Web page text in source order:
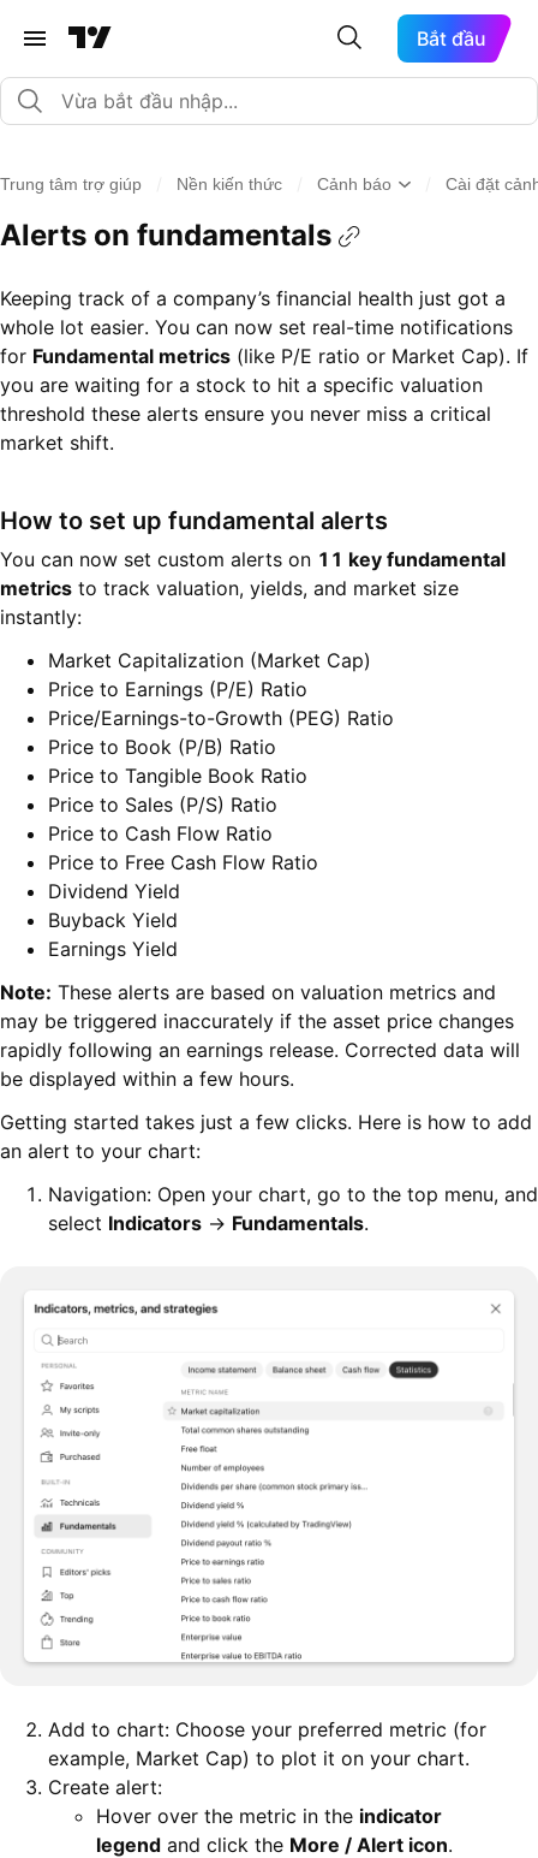
Bắt đầu
Trung tâm trợ giúp Nền kiến thức Cảnh báo Cài đặt
Alerts on fundamentals
Keeping track of a company’s financial health just got a
whole lot easier. You can now set real-time notifications
for Fundamental metrics (like P/E ratio or Market Cap). If
you are waiting for a stock to hit a specific valuation
threshold these alerts ensure you never miss a critical
market shift.
How to set up fundamental alerts
You can now set custom alerts on 11 key fundamental
metrics to track valuation, yields, and market size
instantly:
Market Capitalization (Market Cap)
Price to Earnings (P/E) Ratio
Price/Earnings-to-Growth (PEG) Ratio
Price to Book (P/B) Ratio
Price to Tangible Book Ratio
Price to Sales (P/S) Ratio
Price to Cash Flow Ratio
Price to Free Cash Flow Ratio
Dividend Yield
Buyback Yield
Earnings Yield
Note: These alerts are based on valuation metrics and
may be triggered inaccurately if the asset price changes
rapidly following an earnings release. Corrected data will
be displayed within a few hours.
Getting started takes just a few clicks. Here is how to add
an alert to your chart:
Navigation: Open your chart, go to the top menu, and
select Indicators → Fundamentals.
Add to chart: Choose your preferred metric (for
example, Market Cap) to plot it on your chart.
Create alert:
Hover over the metric in the indicator
legend and click the More / Alert icon.